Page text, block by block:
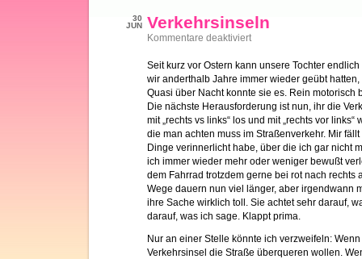
30
JUN Verkehrsinseln
Kommentare deaktiviertfür
Seit kurz vor Ostern kann unsere Tochter
wir anderthalb Jahre immer wieder geübt
Quasi über Nacht konnte sie es. Rein motorisch
Die nächste Herausforderung ist nun, ihr die
mit „rechts vs links“ los und mit „rechts vor
die man achten muss im Straßenverkehr. Mir
Dinge verinnerlicht habe, über die ich gar nicht
ich immer wieder mehr oder weniger bewußt
dem Fahrrad trotzdem gerne bei rot nach rechts
Wege dauern nun viel länger, aber irgendwann
ihre Sache wirklich toll. Sie achtet sehr darauf,
darauf, was ich sage. Klappt prima.
Nur an einer Stelle könnte ich verzweifeln:
Verkehrsinsel die Straße überqueren wollen.